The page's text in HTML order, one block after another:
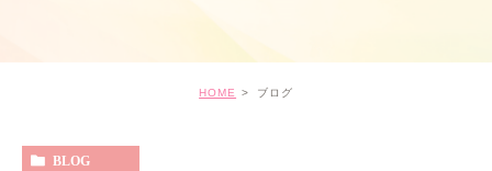
HOME ブログ
BLOG